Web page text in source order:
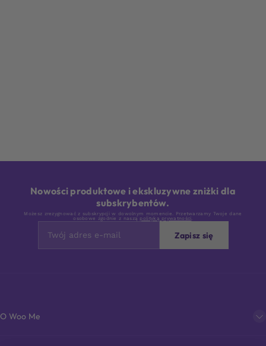
Nowości produktowe i ekskluzywne zniżki dla
subskrybentów.
Możesz zrezygnować z subskrypcji w dowolnym momencie. Przetwarzamy Twoje dane
osobowe zgodnie z naszą polityką prywatności .
Zapisz się
O Woo Me